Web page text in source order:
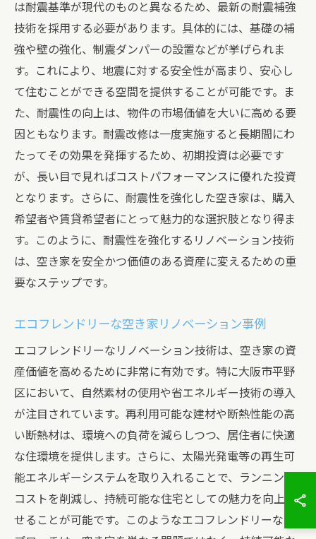
は耐震基準が現代のものと異なるため、最新の耐震補強
技術を採用する必要があります。具体的には、基礎の補
強や壁の強化、制震ダンパーの設置などが挙げられま
す。これにより、地震に対する安全性が高まり、安心し
て住むことができる空間を提供することが可能です。ま
た、耐震性の向上は、物件の市場価値を大いに高める要
因ともなります。耐震改修は一度実施すると長期間にわ
たってその効果を発揮するため、初期投資は必要です
が、長い目で見ればコストパフォーマンスに優れた投資
となります。さらに、耐震性を強化した空き家は、購入
希望者や賃貸希望者にとって魅力的な選択肢となり得ま
す。このように、耐震性を強化するリノベーション技術
は、空き家を安全かつ価値のある資産に変えるための重
要なステップです。
エコフレンドリーな空き家リノベーション事例
エコフレンドリーなリノベーション技術は、空き家の資
産価値を高めるために非常に有効です。特に大阪市平野
区において、自然素材の使用や省エネルギー技術の導入
が注目されています。再利用可能な建材や断熱性能の高
い断熱材は、環境への負荷を減らしつつ、居住者に快適
な住環境を提供します。さらに、太陽光発電等の再生可
能エネルギーシステムを取り入れることで、ランニング
コストを削減し、持続可能な住宅としての魅力を向上さ
せることが可能です。このようなエコフレンドリーなア